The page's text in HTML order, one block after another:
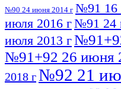
№90 24 июня 2014 г №91 16
июля 2016 г№91 24
июля 2013 г
№91+92 26 июня
2018 г№92 21